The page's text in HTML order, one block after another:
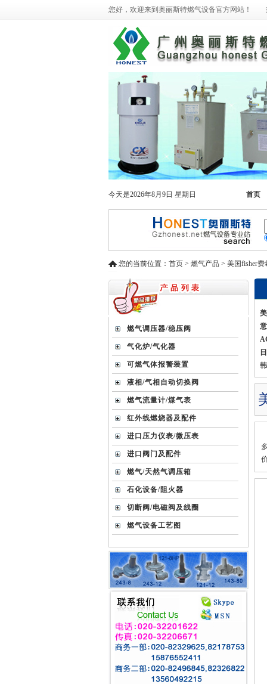
您好，欢迎来到奥丽斯特燃气设备官方网站！ 热
今天是2026年8月9日 星期日 首页
您的当前位置：首页 > 燃气产品 > 美国fisher费
燃气调压器/稳压阀
气化炉/气化器
可燃气体报警装置
液相/气相自动切换阀
燃气流量计/煤气表
红外线燃烧器及配件
进口压力仪表/微压表
进口阀门及配件
燃气/天然气调压箱
石化设备/阻火器
切断阀/电磁阀及线圈
燃气设备工艺图
1588VN/1588MN减压阀/煤气调压阀